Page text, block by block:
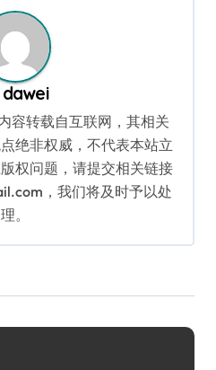
dawei
容转载自互联网，其相关
绝非权威，不代表本站立
权问题，请提交相关链接
，我们将及时予以处
理。